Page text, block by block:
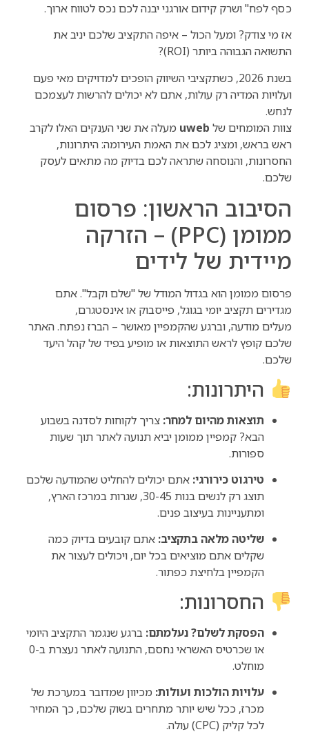
כסף לפח" ושרק קידום אורגני יבנה לכם נכס לטווח ארוך.
אז מי צודק? ומעל הכול – איפה התקציב שלכם יניב את
התשואה הגבוהה ביותר (ROI)?
בשנת 2026, כשתקציבי השיווק הופכים למדויקים מאי פעם
ועלויות המדיה רק עולות, אתם לא יכולים להרשות לעצמכם
לנחש.
צוות המומחים של uweb מעלה את שני הענקים האלו לקרב
ראש בראש, ומציג לכם את האמת העירומה: היתרונות,
החסרונות, והנוסחה שתראה לכם בדיוק מה מתאים לעסק
שלכם.
הסיבוב הראשון: פרסום
ממומן (PPC) – הזרקה
מיידית של לידים
פרסום ממומן הוא בגדול המודל של "שלם וקבל". אתם
מגדירים תקציב יומי בגוגל, פייסבוק או אינסטגרם,
מעלים מודעה, וברגע שהקמפיין מאושר – הברז נפתח. האתר
שלכם קופץ לראש התוצאות או מופיע בפיד של קהל היעד
שלכם.
היתרונות:
תוצאות מהיום למחר: צריך לקוחות לסדנה בשבוע
הבא? קמפיין ממומן יביא תנועה לאתר תוך שעות
ספורות.
טירגוט כירורגי: אתם יכולים להחליט שהמודעה שלכם
תוצג רק לנשים בנות 30-45, שגרות במרכז הארץ,
ומתעניינות בעיצוב פנים.
שליטה מלאה בתקציב: אתם קובעים בדיוק כמה
שקלים אתם מוציאים בכל יום, ויכולים לעצור את
הקמפיין בלחיצת כפתור.
החסרונות:
הפסקת לשלם? נעלמתם: ברגע שנגמר התקציב היומי
או שכרטיס האשראי נחסם, התנועה לאתר נעצרת ב-0
מוחלט.
עלויות הולכות ועולות: מכיוון שמדובר במערכת של
מכרז, ככל שיש יותר מתחרים בשוק שלכם, כך המחיר
לכל קליק (CPC) עולה.